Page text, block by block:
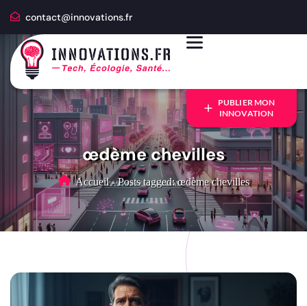
contact@innovations.fr
PUBLIER MON
INNOVATION
œdème chevilles
Accueil - Posts tagged: œdème chevilles